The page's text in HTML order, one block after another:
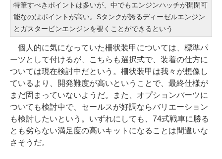
特筆すべきポイントは多いが、中でもエンジンハッチが開閉可
能なのはポイントが高い。Sタンクが誇るディーゼルエンジン
とガスタービンエンジンを覗くことができるという
個人的に気になっていた柵状装甲については、標準パ
ーツとして付けるが、こちらも選択式で、装着の仕方に
ついては現在検討中だという。柵状装甲は我々が想像し
ているより、開発難度が高いということで、最終仕様が
まだ固まっていないようだ。また、オプションパーツに
ついても検討中で、セールスが好調ならバリエーション
も検討したいという。いずれにしても、74式戦車に勝る
とも劣らない満足度の高いキットになることは間違いな
さそうだ。